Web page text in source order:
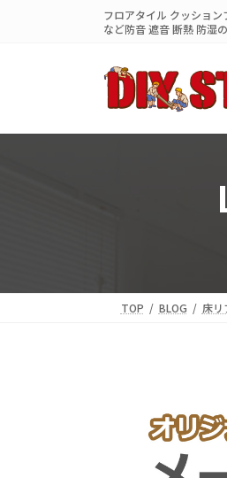
キ
に
フロアタイル クッショ
など防音 遮音 断熱 防湿
TOP BLOG 床リ